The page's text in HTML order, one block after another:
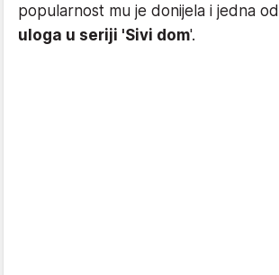
popularnost mu je donijela i jedna od
uloga u seriji 'Sivi dom'.